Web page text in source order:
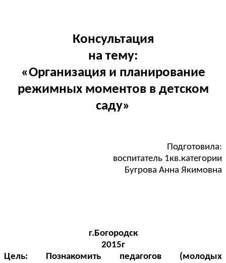
Консультация
на тему:
«Организация и планирование
режимных моментов в детском
саду»
Подготовила:
воспитатель 1кв.категории
Бугрова Анна Якимовна
г.Богородск
2015г
Цель: Познакомить педагогов (молодых